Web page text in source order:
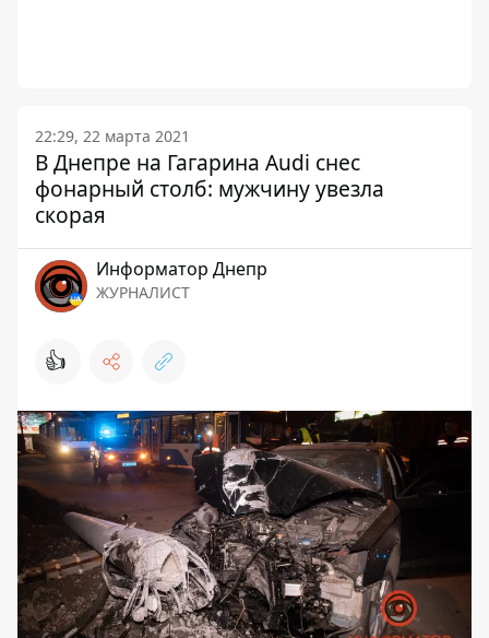
22:29, 22 марта 2021
В Днепре на Гагарина Audi снес
фонарный столб: мужчину увезла
скорая
Информатор Днепр
ЖУРНАЛИСТ
👍